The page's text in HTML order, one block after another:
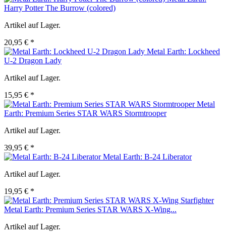
Harry Potter The Burrow (colored)
Artikel auf Lager.
20,95 € *
Metal Earth: Lockheed
U-2 Dragon Lady
Artikel auf Lager.
15,95 € *
Metal
Earth: Premium Series STAR WARS Stormtrooper
Artikel auf Lager.
39,95 € *
Metal Earth: B-24 Liberator
Artikel auf Lager.
19,95 € *
Metal Earth: Premium Series STAR WARS X-Wing...
Artikel auf Lager.